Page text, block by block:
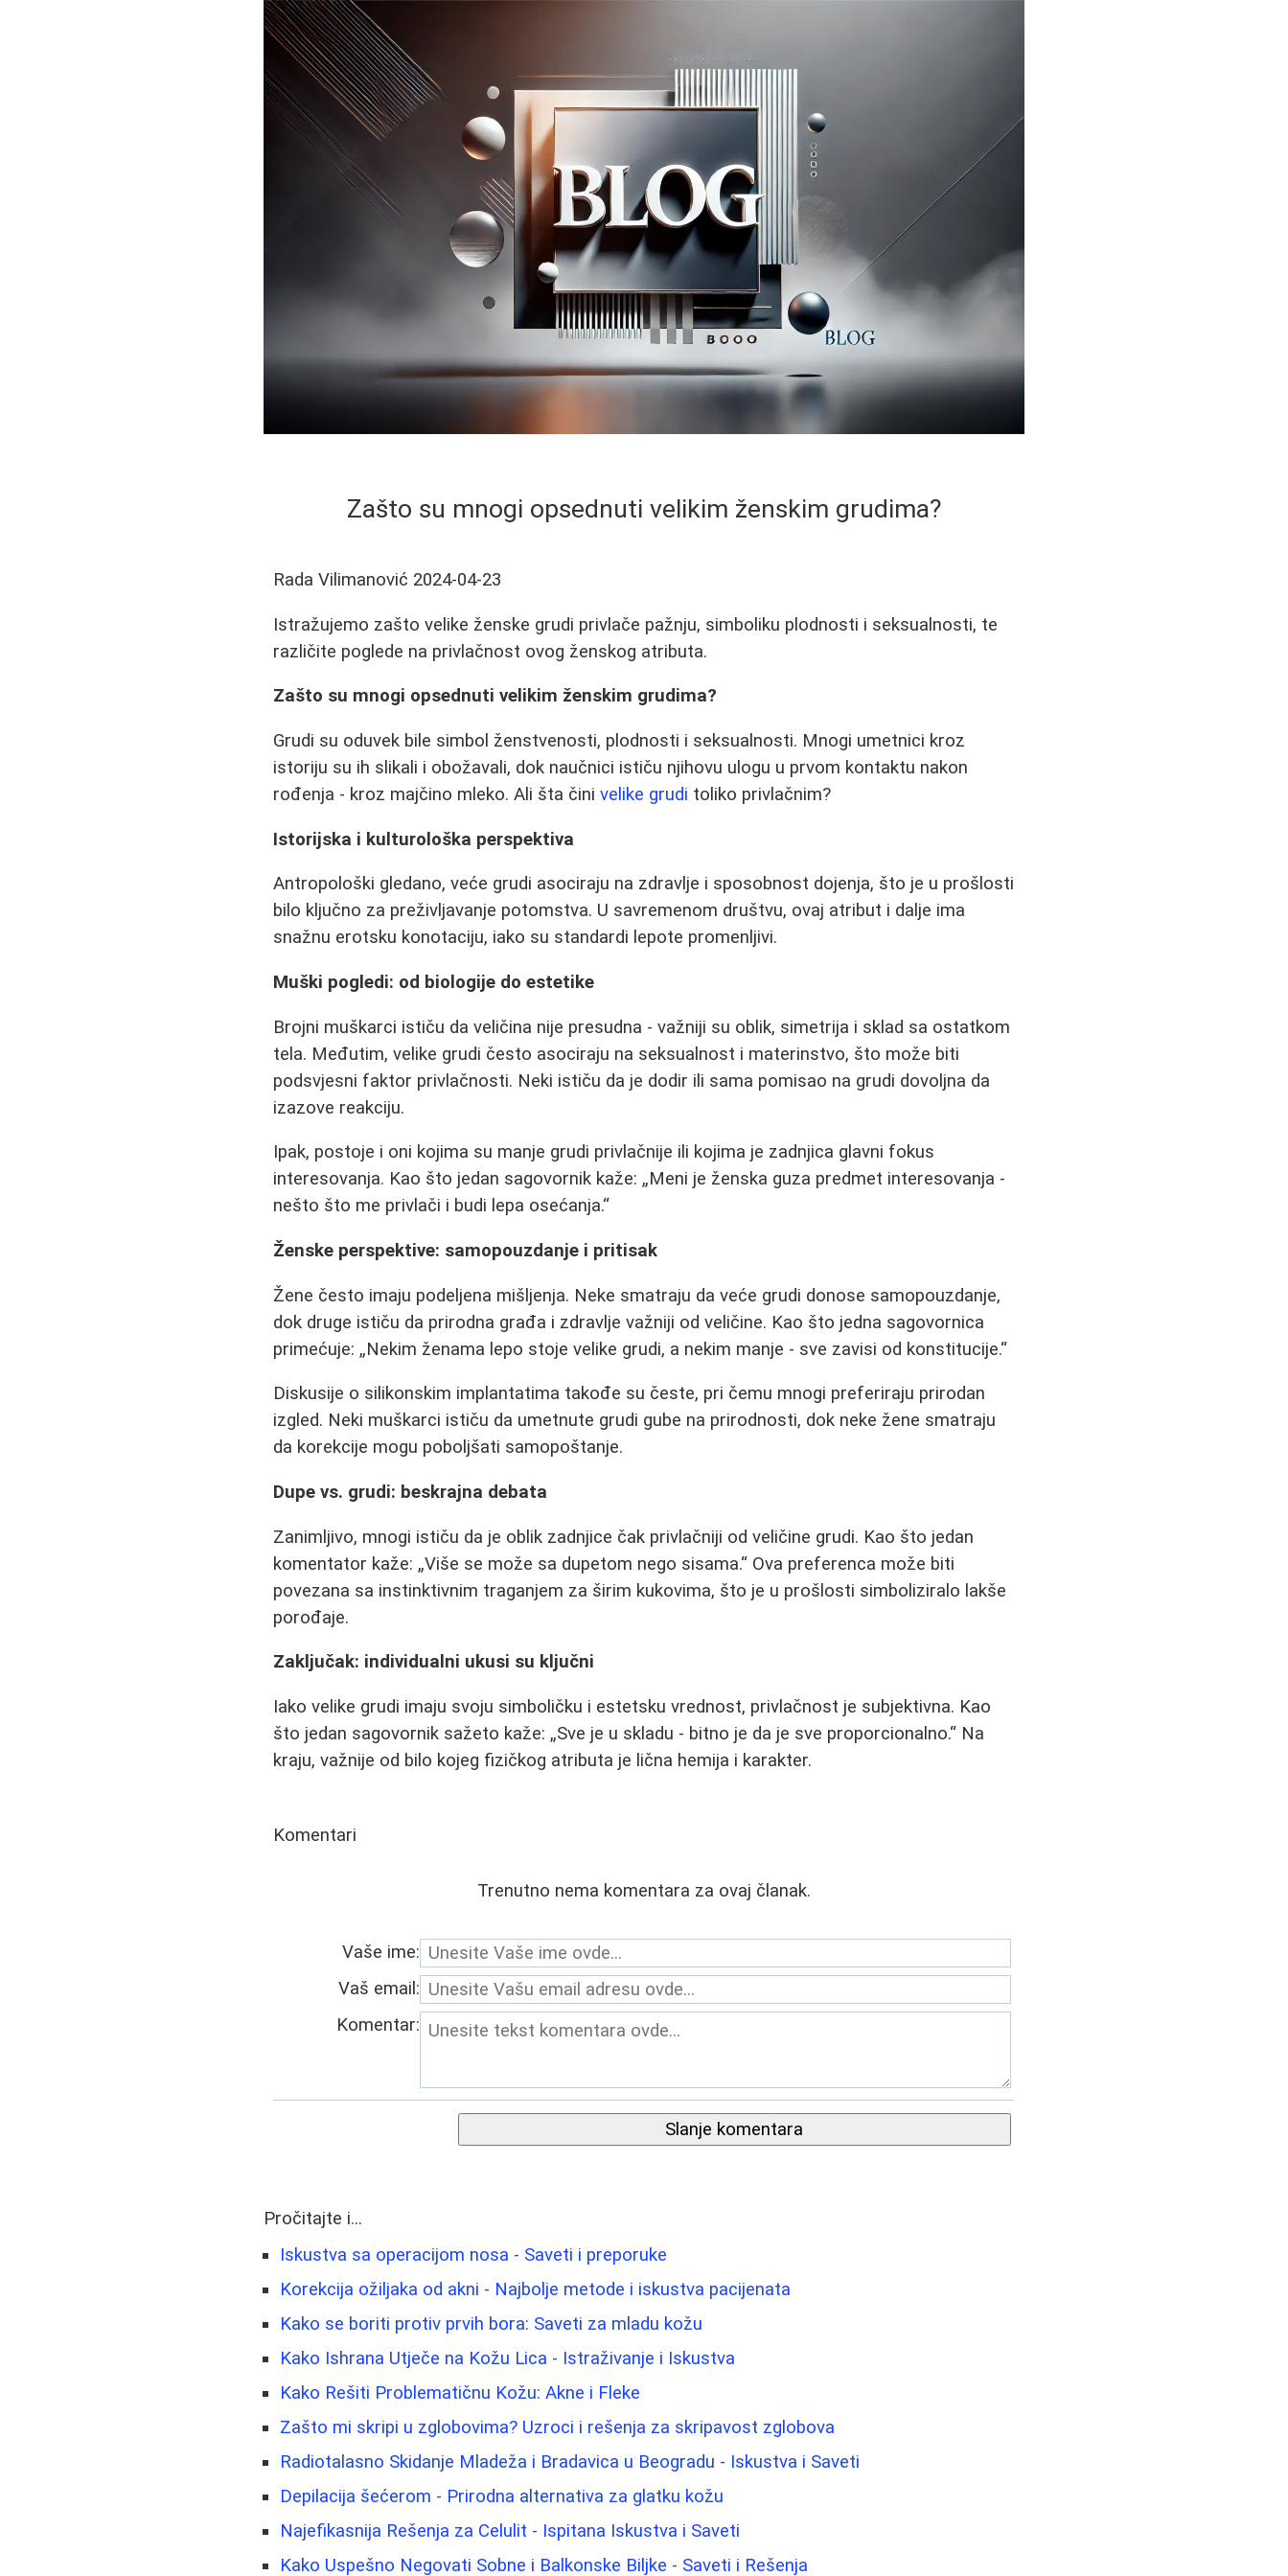
Zašto su mnogi opsednuti velikim ženskim grudima?
Rada Vilimanović 2024-04-23
Istražujemo zašto velike ženske grudi privlače pažnju, simboliku plodnosti i seksualnosti, te
različite poglede na privlačnost ovog ženskog atributa.
Zašto su mnogi opsednuti velikim ženskim grudima?
Grudi su oduvek bile simbol ženstvenosti, plodnosti i seksualnosti. Mnogi umetnici kroz
istoriju su ih slikali i obožavali, dok naučnici ističu njihovu ulogu u prvom kontaktu nakon
rođenja - kroz majčino mleko. Ali šta činivelike grudi toliko privlačnim?
Istorijska i kulturološka perspektiva
Antropološki gledano, veće grudi asociraju na zdravlje i sposobnost dojenja, što je u prošlosti
bilo ključno za preživljavanje potomstva. U savremenom društvu, ovaj atribut i dalje ima
snažnu erotsku konotaciju, iako su standardi lepote promenljivi.
Muški pogledi: od biologije do estetike
Brojni muškarci ističu da veličina nije presudna - važniji su oblik, simetrija i sklad sa ostatkom
tela. Međutim, velike grudi često asociraju na seksualnost i materinstvo, što može biti
podsvjesni faktor privlačnosti. Neki ističu da je dodir ili sama pomisao na grudi dovoljna da
izazove reakciju.
Ipak, postoje i oni kojima su manje grudi privlačnije ili kojima je zadnjica glavni fokus
interesovanja. Kao što jedan sagovornik kaže:
Meni je ženska guza predmet interesovanja -
nešto što me privlači i budi lepa osećanja.
Ženske perspektive: samopouzdanje i pritisak
Žene često imaju podeljena mišljenja. Neke smatraju da veće grudi donose samopouzdanje,
dok druge ističu da prirodna građa i zdravlje važniji od veličine. Kao što jedna sagovornica
primećuje:
Nekim ženama lepo stoje velike grudi, a nekim manje - sve zavisi od konstitucije.
Diskusije o silikonskim implantatima takođe su česte, pri čemu mnogi preferiraju prirodan
izgled. Neki muškarci ističu da umetnute grudi gube na prirodnosti, dok neke žene smatraju
da korekcije mogu poboljšati samopoštanje.
Dupe vs. grudi: beskrajna debata
Zanimljivo, mnogi ističu da je oblik zadnjice čak privlačniji od veličine grudi. Kao što jedan
komentator kaže: Više se može sa dupetom nego sisama. Ova preferenca može biti
povezana sa instinktivnim traganjem za širim kukovima, što je u prošlosti simboliziralo lakše
porođaje.
Zaključak: individualni ukusi su ključni
Iako velike grudi imaju svoju simboličku i estetsku vrednost, privlačnost je subjektivna. Kao
što jedan sagovornik sažeto kaže:
Sve je u skladu - bitno je da je sve proporcionalno.
Na
kraju, važnije od bilo kojeg fizičkog atributa je lična hemija i karakter.
Komentari
Trenutno nema komentara za ovaj članak.
Vaše ime:
Vaš email:
Komentar:
Slanje komentara
Pročitajte i...
Iskustva sa operacijom nosa - Saveti i preporuke
Korekcija ožiljaka od akni - Najbolje metode i iskustva pacijenata
Kako se boriti protiv prvih bora: Saveti za mladu kožu
Kako Ishrana Utječe na Kožu Lica - Istraživanje i Iskustva
Kako Rešiti Problematičnu Kožu: Akne i Fleke
Zašto mi skripi u zglobovima? Uzroci i rešenja za skripavost zglobova
Radiotalasno Skidanje Mladeža i Bradavica u Beogradu - Iskustva i Saveti
Depilacija šećerom - Prirodna alternativa za glatku kožu
Najefikasnija Rešenja za Celulit - Ispitana Iskustva i Saveti
Kako Uspešno Negovati Sobne i Balkonske Biljke - Saveti i Rešenja